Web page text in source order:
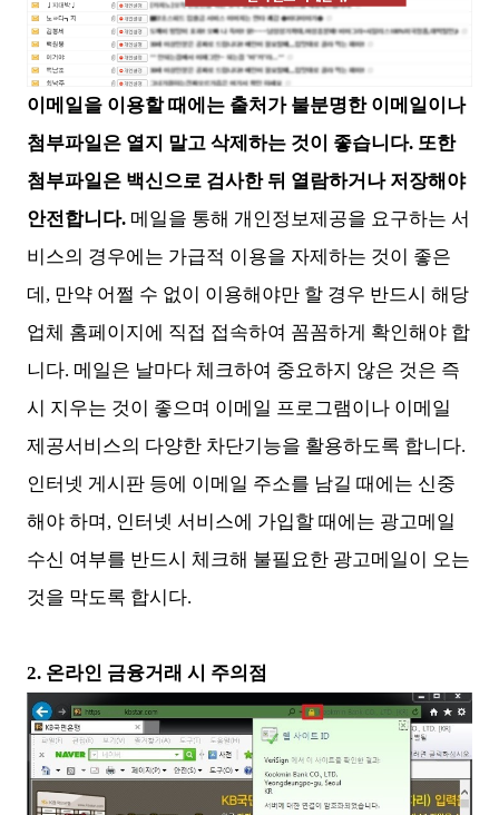
이메일을 이용할 때에는 출처가 불분명한 이메일이나
첨부파일은 열지 말고 삭제하는 것이 좋습니다. 또한
첨부파일은 백신으로 검사한 뒤 열람하거나 저장해야
안전합니다. 메일을 통해 개인정보제공을 요구하는 서
비스의 경우에는 가급적 이용을 자제하는 것이 좋은
데, 만약 어쩔 수 없이 이용해야만 할 경우 반드시 해당
업체 홈페이지에 직접 접속하여 꼼꼼하게 확인해야 합
니다. 메일은 날마다 체크하여 중요하지 않은 것은 즉
시 지우는 것이 좋으며 이메일 프로그램이나 이메일
제공서비스의 다양한 차단기능을 활용하도록 합니다.
인터넷 게시판 등에 이메일 주소를 남길 때에는 신중
해야 하며, 인터넷 서비스에 가입할 때에는 광고메일
수신 여부를 반드시 체크해 불필요한 광고메일이 오는
것을 막도록 합시다.
2. 온라인 금융거래 시 주의점